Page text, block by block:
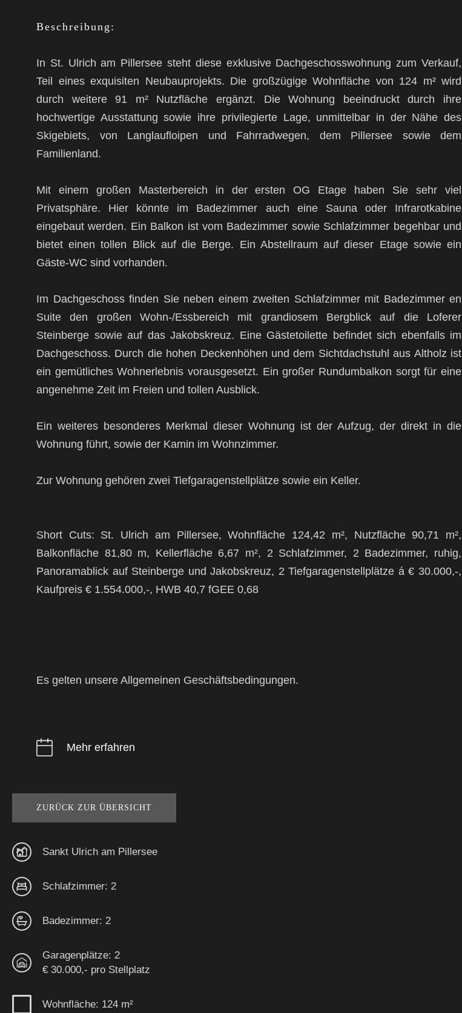
Beschreibung:
In St. Ulrich am Pillersee steht diese exklusive Dachgeschosswohnung zum Verkauf,
Teil eines exquisiten Neubauprojekts. Die großzügige Wohnfläche von 124 m² wird
durch weitere 91 m² Nutzfläche ergänzt. Die Wohnung beeindruckt durch ihre
hochwertige Ausstattung sowie ihre privilegierte Lage, unmittelbar in der Nähe des
Skigebiets, von Langlaufloipen und Fahrradwegen, dem Pillersee sowie dem
Familienland.
Mit einem großen Masterbereich in der ersten OG Etage haben Sie sehr viel
Privatsphäre. Hier könnte im Badezimmer auch eine Sauna oder Infrarotkabine
eingebaut werden. Ein Balkon ist vom Badezimmer sowie Schlafzimmer begehbar und
bietet einen tollen Blick auf die Berge. Ein Abstellraum auf dieser Etage sowie ein
Gäste-WC sind vorhanden.
Im Dachgeschoss finden Sie neben einem zweiten Schlafzimmer mit Badezimmer en
Suite den großen Wohn-/Essbereich mit grandiosem Bergblick auf die Loferer
Steinberge sowie auf das Jakobskreuz. Eine Gästetoilette befindet sich ebenfalls im
Dachgeschoss. Durch die hohen Deckenhöhen und dem Sichtdachstuhl aus Altholz ist
ein gemütliches Wohnerlebnis vorausgesetzt. Ein großer Rundumbalkon sorgt für eine
angenehme Zeit im Freien und tollen Ausblick.
Ein weiteres besonderes Merkmal dieser Wohnung ist der Aufzug, der direkt in die
Wohnung führt, sowie der Kamin im Wohnzimmer.
Zur Wohnung gehören zwei Tiefgaragenstellplätze sowie ein Keller.
Short Cuts: St. Ulrich am Pillersee, Wohnfläche 124,42 m², Nutzfläche 90,71 m²,
Balkonfläche 81,80 m, Kellerfläche 6,67 m², 2 Schlafzimmer, 2 Badezimmer, ruhig,
Panoramablick auf Steinberge und Jakobskreuz, 2 Tiefgaragenstellplätze á € 30.000,-,
Kaufpreis € 1.554.000,-, HWB 40,7 fGEE 0,68
Es gelten unsere Allgemeinen Geschäftsbedingungen.
Mehr erfahren
ZURÜCK ZUR ÜBERSICHT
Sankt Ulrich am Pillersee
Schlafzimmer: 2
Badezimmer: 2
Garagenplätze: 2
€ 30.000,- pro Stellplatz
Wohnfläche: 124 m²